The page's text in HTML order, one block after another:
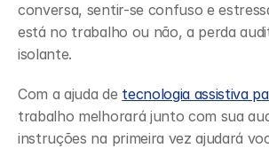
conversa, sentir-se confuso e
está no trabalho ou não, a perda
isolante.
Com a ajuda de tecnologia assistiva
trabalho melhorará junto com sua
instruções na primeira vez ajudará